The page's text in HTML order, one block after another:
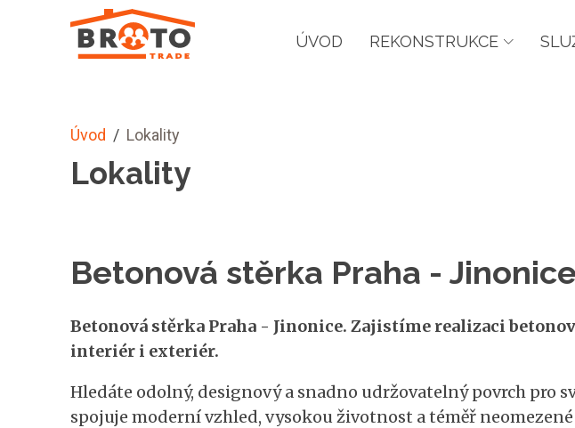
ÚVOD REKONSTRUKCE
Úvod / Lokality
Lokality
Betonová stěrka Praha - Jinonice
Betonová stěrka Praha - Jinonice. Zajistíme realizaci
interiér i exteriér.
Hledáte odolný, designový a snadno udržovatelný povrch pro
spojuje moderní vzhled, vysokou životnost a téměř